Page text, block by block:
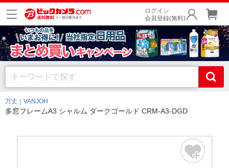
ログイン
会員登録(無料)
万丈｜VANJOH
多窓フレームA3 シャルム ダークゴールド CRM-A3-DGD